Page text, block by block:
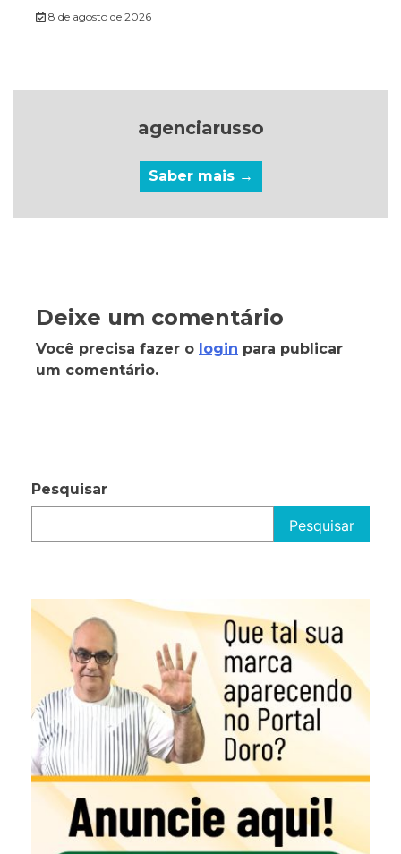
8 de agosto de 2026
agenciarusso
Saber mais →
Deixe um comentário
Você precisa fazer o login para publicar
um comentário.
Pesquisar
Pesquisar